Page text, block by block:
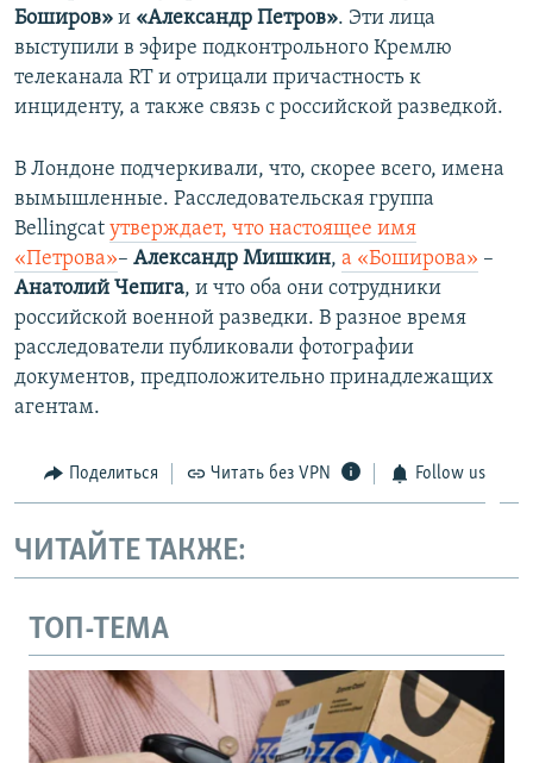
Боширов» и «Александр Петров». Эти лица
выступили в эфире подконтрольного Кремлю
телеканала RT и отрицали причастность к
инциденту, а также связь с российской разведкой.
В Лондоне подчеркивали, что, скорее всего, имена
вымышленные. Расследовательская группа
Bellingcat утверждает, что настоящее имя
«Петрова»– Александр Мишкин, а «Боширова» –
Анатолий Чепига, и что оба они сотрудники
российской военной разведки.​ В разное время
расследователи публиковали фотографии
документов, предположительно принадлежащих
агентам.
Поделиться Читать без VPN Follow us
ЧИТАЙТЕ ТАКЖЕ:
ТОП-ТЕМА